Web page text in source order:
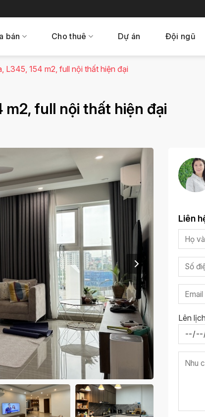
bán Cho thuê Dự án Đội ngũ
L345, 154 m2, full nội thất hiện đại
m2, full nội thất hiện đại
Liên
Lên